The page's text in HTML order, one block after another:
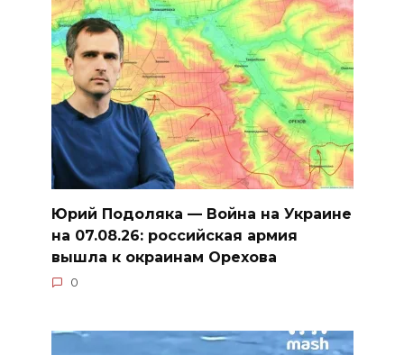
Юрий Подоляка — Война на Украине
на 07.08.26: российская армия
вышла к окраинам Орехова
0